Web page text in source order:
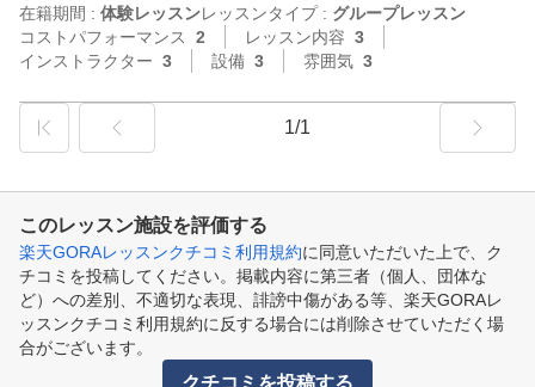
在籍期間 : 体験レッスンレッスンタイプ : グループレッスン
コストパフォーマンス
2 レッスン内容 3
インストラクター 3 設備 3 雰囲気 3
1/1
このレッスン施設を評価する
楽天GORAレッスンクチコミ利用規約に同意いただいた上で、ク
チコミを投稿してください。掲載内容に第三者（個人、団体な
ど）への差別、不適切な表現、誹謗中傷がある等、楽天GORAレ
ッスンクチコミ利用規約に反する場合には削除させていただく場
合がございます。
クチコミを投稿する